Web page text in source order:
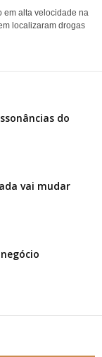
em alta velocidade na
localizaram drogas
do
vai mudar